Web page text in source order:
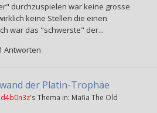
durchzuspielen war keine grosse
keine Stellen die einen
war das "schwerste" der...
Antworten
der Platin-Trophäe
d4b0n3z's Thema in: Mafia The Old